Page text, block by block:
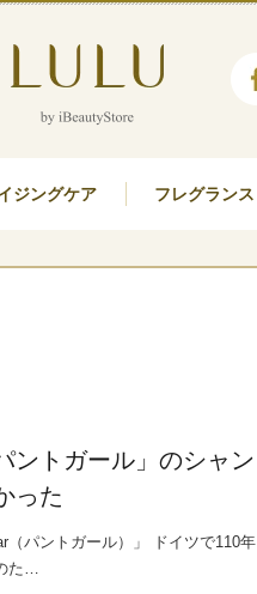
ジングケア フレグランス
ントガール」のシャン
った
（パントガール）」 ドイツで110年
た…